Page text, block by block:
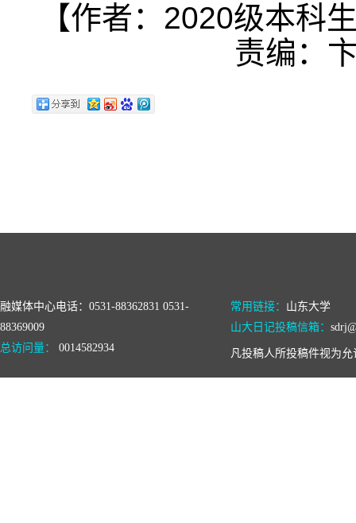
【作者：2020级本科
责编：
融媒体中心电话：0531-88362831 0531-
88369009
常用链接： 山东大学
山大日记投稿信箱：
总访问量：
0014582934 凡投稿人所投稿件视为